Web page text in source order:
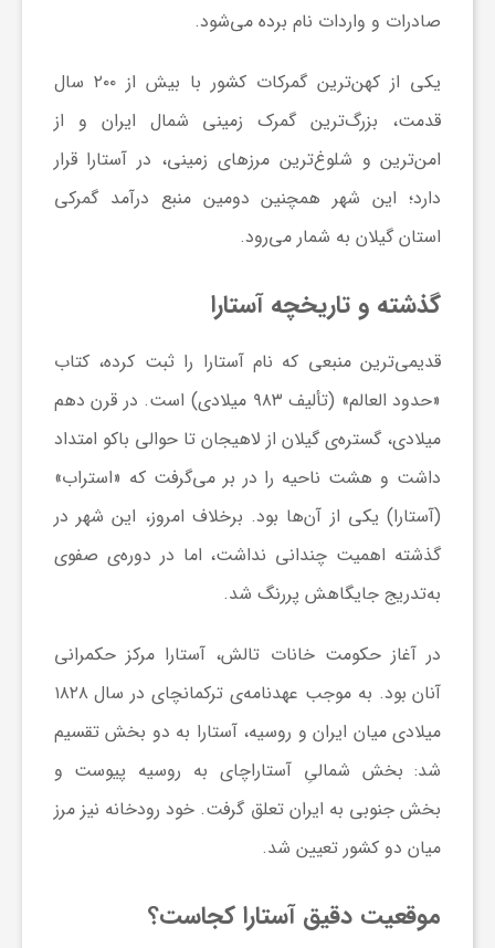
صادرات و واردات نام برده می‌شود.
یکی از کهن‌ترین گمرکات کشور با بیش از ۲۰۰ سال
قدمت، بزرگ‌ترین گمرک زمینی شمال ایران و از
امن‌ترین و شلوغ‌ترین مرزهای زمینی، در آستارا قرار
دارد؛ این شهر همچنین دومین منبع درآمد گمرکی
استان گیلان به شمار می‌رود.
گذشته و تاریخچه آستارا
قدیمی‌ترین منبعی که نام آستارا را ثبت کرده، کتاب
«حدود العالم» (تألیف ۹۸۳ میلادی) است. در قرن دهم
میلادی، گستره‌ی گیلان از لاهیجان تا حوالی باکو امتداد
داشت و هشت ناحیه را در بر می‌گرفت که «استراب»
(آستارا) یکی از آن‌ها بود. برخلاف امروز، این شهر در
گذشته اهمیت چندانی نداشت، اما در دوره‌ی صفوی
به‌تدریج جایگاهش پررنگ شد.
در آغاز حکومت خانات تالش، آستارا مرکز حکمرانی
آنان بود. به موجب عهدنامه‌ی ترکمانچای در سال ۱۸۲۸
میلادی میان ایران و روسیه، آستارا به دو بخش تقسیم
شد: بخش شمالیِ آستاراچای به روسیه پیوست و
بخش جنوبی به ایران تعلق گرفت. خود رودخانه نیز مرز
میان دو کشور تعیین شد.
موقعیت دقیق آستارا کجاست؟